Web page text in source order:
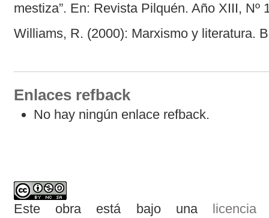
mestiza”. En: Revista Pilquén. Año XIII, Nº
Williams, R. (2000): Marxismo y literatura.
Enlaces refback
No hay ningún enlace refback.
Este obra está bajo una